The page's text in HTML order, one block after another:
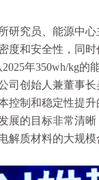
研究员、能源中
度和安全性，同
年350wh/kg的
司创始人兼董事
控制和稳定性提升
展的目标非常清
解质材料的大规